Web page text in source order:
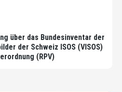
über das Bundesinventar der
der Schweiz ISOS (VISOS)
(RPV)